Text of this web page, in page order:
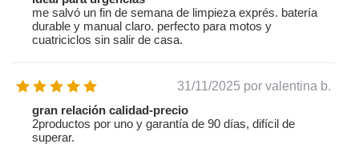
me salvó un fin de semana de limpieza exprés. batería
durable y manual claro. perfecto para motos y
cuatriciclos sin salir de casa.
31/11/2025 por valentina b.
gran relación calidad-precio
2productos por uno y garantía de 90 días, difícil de
superar.